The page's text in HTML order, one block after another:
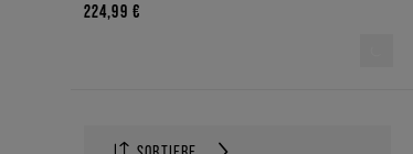
224,99 €